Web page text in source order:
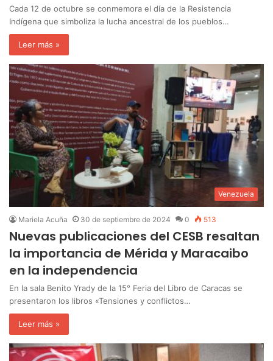
Cada 12 de octubre se conmemora el día de la Resistencia
Indígena que simboliza la lucha ancestral de los pueblos…
Leer más »
Venezuela
Mariela Acuña 30 de septiembre de 2024 0 513
Nuevas publicaciones del CESB resaltan
la importancia de Mérida y Maracaibo
en la independencia
En la sala Benito Yrady de la 15° Feria del Libro de Caracas se
presentaron los libros «Tensiones y conflictos…
Leer más »